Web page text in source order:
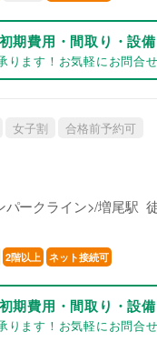
期費用・間取り・設
ります！お気軽にお問合
女子割 合格前予約可
パークライン>/増尾駅
2階以上 ネット接続可
期費用・間取り・設
ります！お気軽にお問合